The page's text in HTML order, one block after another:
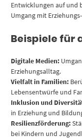
Entwicklungen auf und
Umgang mit
Beispiele für
Digitale Medien:
Erziehungsalltag.
Vielfalt in Familien:
Lebensentwürfe und
Inklusion und
in Erziehung und
Resilienzförderung:
bei Kindern und